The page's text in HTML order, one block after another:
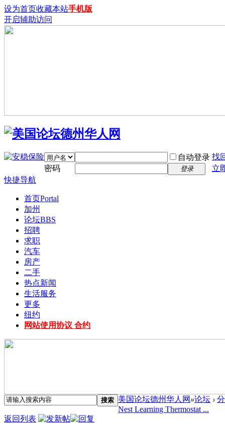
设为首页收藏本站手机版
开启辅助访问
自动登录 找
密码
登录
立
快捷导航
首页Portal
加州
论坛BBS
招聘
求职
汽车
房产
二手
热点新闻
生活服务
更多
纽约
网站使用协议 合约
搜索 美国论坛德州华人网 »论坛 ›
Nest Learning Thermostat ...
返回列表